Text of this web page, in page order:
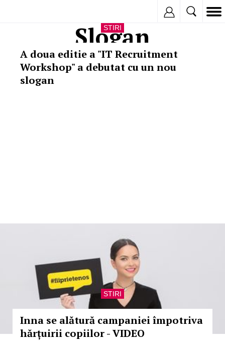
Slogan
STIRI
A doua editie a "IT Recruitment
Workshop" a debutat cu un nou
slogan
STIRI
Inna se alătură campaniei împotriva
hărțuirii copiilor - VIDEO